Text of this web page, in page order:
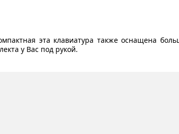
эта клавиатура также оснащена
у Вас под рукой.